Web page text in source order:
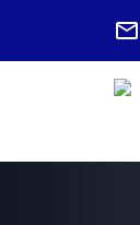
mail